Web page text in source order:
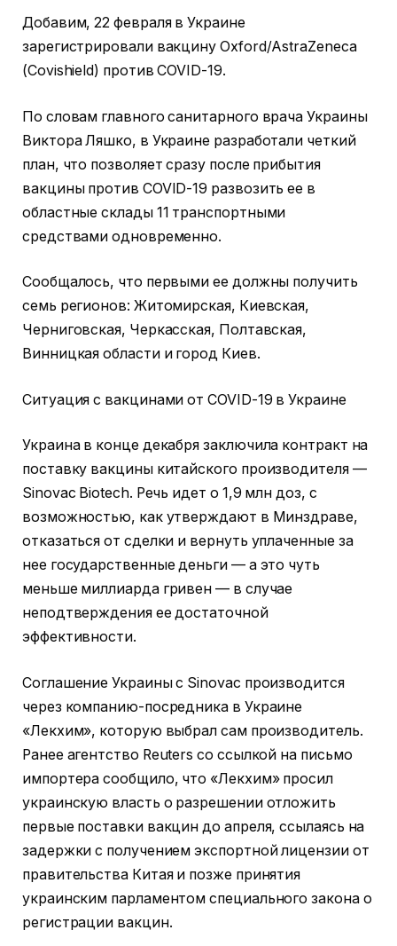
Добавим, 22 февраля в Украине
зарегистрировали вакцину Oxford/AstraZeneca
(Covishield) против COVID-19.
По словам главного санитарного врача Украины
Виктора Ляшко, в Украине разработали четкий
план, что позволяет сразу после прибытия
вакцины против COVID-19 развозить ее в
областные склады 11 транспортными
средствами одновременно.
Сообщалось, что первыми ее должны получить
семь регионов: Житомирская, Киевская,
Черниговская, Черкасская, Полтавская,
Винницкая области и город Киев.
Ситуация с вакцинами от COVID-19 в Украине
Украина в конце декабря заключила контракт на
поставку вакцины китайского производителя —
Sinovac Biotech. Речь идет о 1,9 млн доз, с
возможностью, как утверждают в Минздраве,
отказаться от сделки и вернуть уплаченные за
нее государственные деньги — а это чуть
меньше миллиарда гривен — в случае
неподтверждения ее достаточной
эффективности.
Соглашение Украины с Sinovac производится
через компанию-посредника в Украине
«Лекхим», которую выбрал сам производитель.
Ранее агентство Reuters со ссылкой на письмо
импортера сообщило, что «Лекхим» просил
украинскую власть о разрешении отложить
первые поставки вакцин до апреля, ссылаясь на
задержки с получением экспортной лицензии от
правительства Китая и позже принятия
украинским парламентом специального закона о
регистрации вакцин.